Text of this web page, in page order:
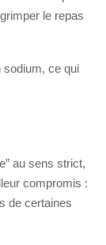
le repas
sodium, ce qui
au sens strict,
compromis :
de certaines